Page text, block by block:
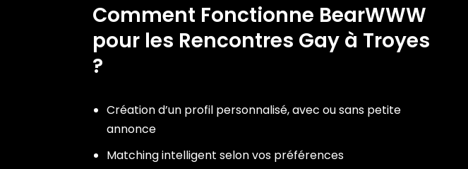
Comment Fonctionne BearWWW
pour les Rencontres Gay à Troyes
?
Création d’un profil personnalisé, avec ou sans petite
annonce
Matching intelligent selon vos préférences